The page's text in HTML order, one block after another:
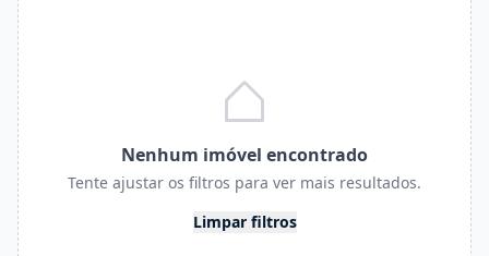
Nenhum imóvel encontrado
Tente ajustar os filtros para ver mais resultados.
Limpar filtros